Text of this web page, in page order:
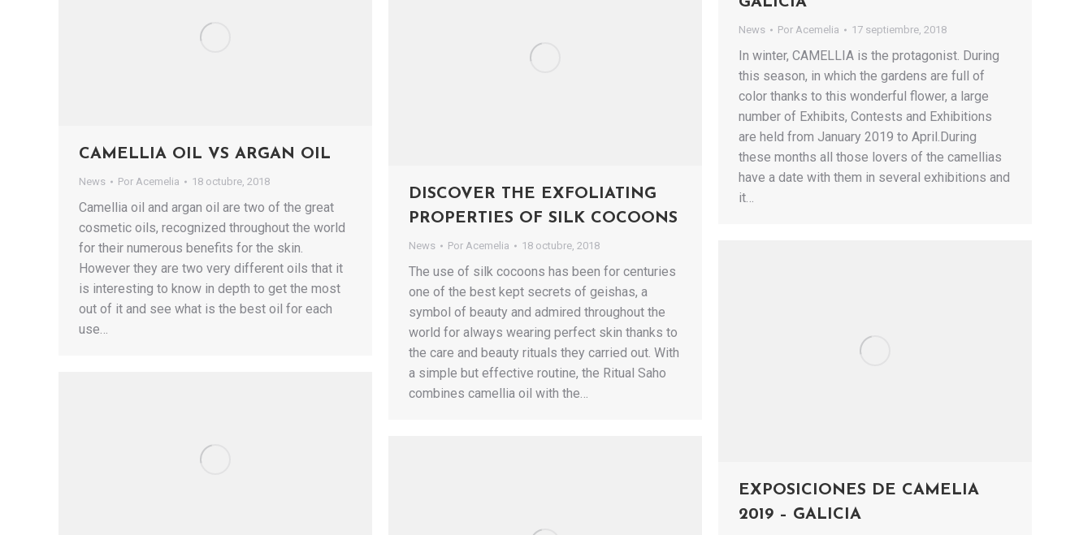
CAMELLIA OIL VS ARGAN OIL
News Por Acemelia 18 octubre, 2018
Camellia oil and argan oil are two of the great
cosmetic oils, recognized throughout the world
for their numerous benefits for the skin.
However they are two very different oils that it
is interesting to know in depth to get the most
out of it and see what is the best oil for each
use…
DISCOVER THE EXFOLIATING
PROPERTIES OF SILK COCOONS
News Por Acemelia 18 octubre, 2018
The use of silk cocoons has been for centuries
one of the best kept secrets of geishas, ​​a
symbol of beauty and admired throughout the
world for always wearing perfect skin thanks to
the care and beauty rituals they carried out. With
a simple but effective routine, the Ritual Saho
combines camellia oil with the…
News Por Acemelia 17 septiembre, 2018
In winter, CAMELLIA is the protagonist. During
this season, in which the gardens are full of
color thanks to this wonderful flower, a large
number of Exhibits, Contests and Exhibitions
are held from January 2019 to April.During
these months all those lovers of the camellias
have a date with them in several exhibitions and
it…
EXPOSICIONES DE CAMELIA
2019 – GALICIA